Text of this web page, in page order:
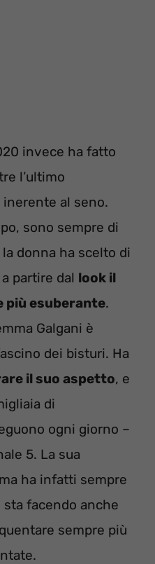
invece ha fatto
l’ultimo
al seno.
sono sempre di
donna ha scelto di
partire dal look il
più esuberante.
Galgani è
dei bisturi. Ha
il suo aspetto, e
di
ogni giorno –
5. La sua
ha infatti sempre
facendo anche
sempre più